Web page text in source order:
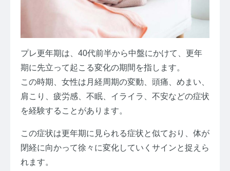
プレ更年期は、40代前半から中盤にかけて、更年
期に先立って起こる変化の期間を指します。
この時期、女性は月経周期の変動、頭痛、めまい、
肩こり、疲労感、不眠、イライラ、不安などの症状
を経験することがあります。
この症状は更年期に見られる症状と似ており、体が
閉経に向かって徐々に変化していくサインと捉えら
れます。